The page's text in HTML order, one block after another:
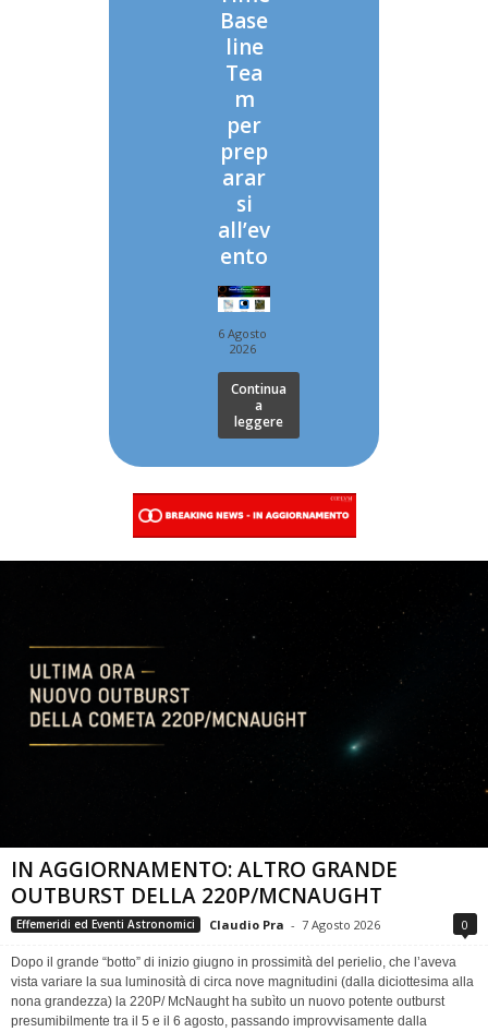
Base
line
Tea
m
per
prep
arar
si
all’ev
ento
6 Agosto
2026
Continua
a
leggere
IN AGGIORNAMENTO: ALTRO GRANDE
OUTBURST DELLA 220P/MCNAUGHT
Effemeridi ed Eventi Astronomici Claudio Pra - 7 Agosto 2026 0
Dopo il grande “botto” di inizio giugno in prossimità del perielio, che l’aveva
vista variare la sua luminosità di circa nove magnitudini (dalla diciottesima alla
nona grandezza) la 220P/ McNaught ha subìto un nuovo potente outburst
presumibilmente tra il 5 e il 6 agosto, passando improvvisamente dalla